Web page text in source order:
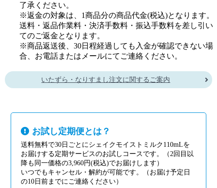
了承ください。
※返金の対象は、1商品分の商品代金(税込)となります。
送料・返品作業料・決済手数料・振込手数料を差し引い
てのご返金となります。
※商品返送後、30日程経過しても入金が確認できない場
合、お電話またはメールにてご連絡ください。
いたずら・なりすまし注文に関するご案内
お試し定期便とは？
送料無料で30日ごとにシェイクモイストミルク110mLを
お届けする定期サービスのお試しコースです。（2回目以
降も同一価格の3,960円(税込)でお届けします）
いつでもキャンセル・解約が可能です。（お届け予定日
の10日前までにご連絡ください）